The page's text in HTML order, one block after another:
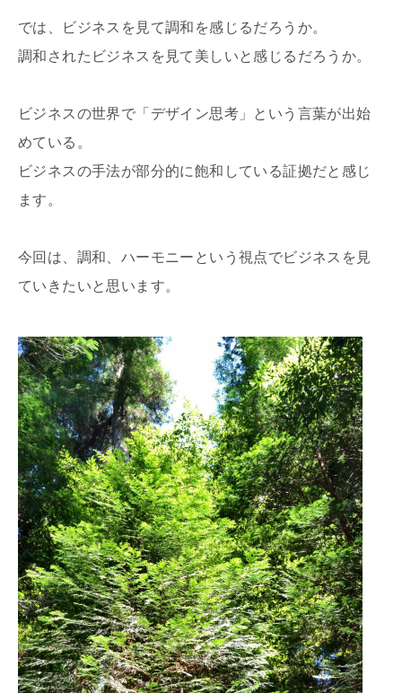
では、ビジネスを見て調和を感じるだろうか。
調和されたビジネスを見て美しいと感じるだろうか。
ビジネスの世界で「デザイン思考」という言葉が出始
めている。
ビジネスの手法が部分的に飽和している証拠だと感じ
ます。
今回は、調和、ハーモニーという視点でビジネスを見
ていきたいと思います。